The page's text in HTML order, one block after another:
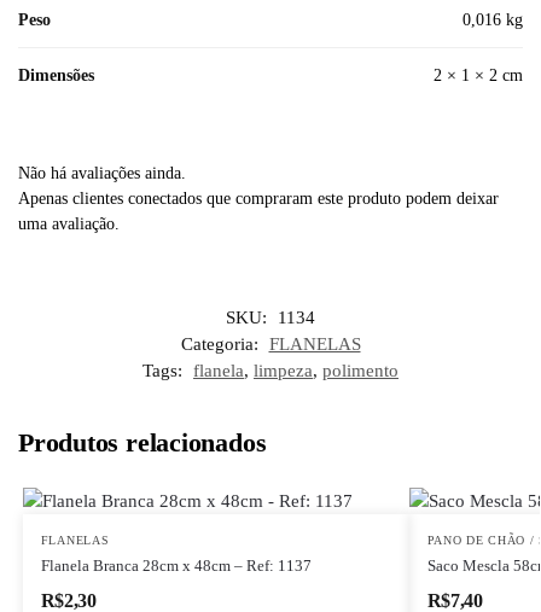
Peso 0,016 kg
Dimensões 2 × 1 × 2 cm
Não há avaliações ainda.
Apenas clientes conectados que compraram este produto podem deixar
uma avaliação.
SKU:
1134
Categoria:
FLANELAS
Tags:
flanela, limpeza, polimento
Produtos relacionados
FLANELAS
Flanela Branca 28cm x 48cm – Ref: 1137
R$2,30
PANO DE CHÃO /
Saco Mescla
R$7,40